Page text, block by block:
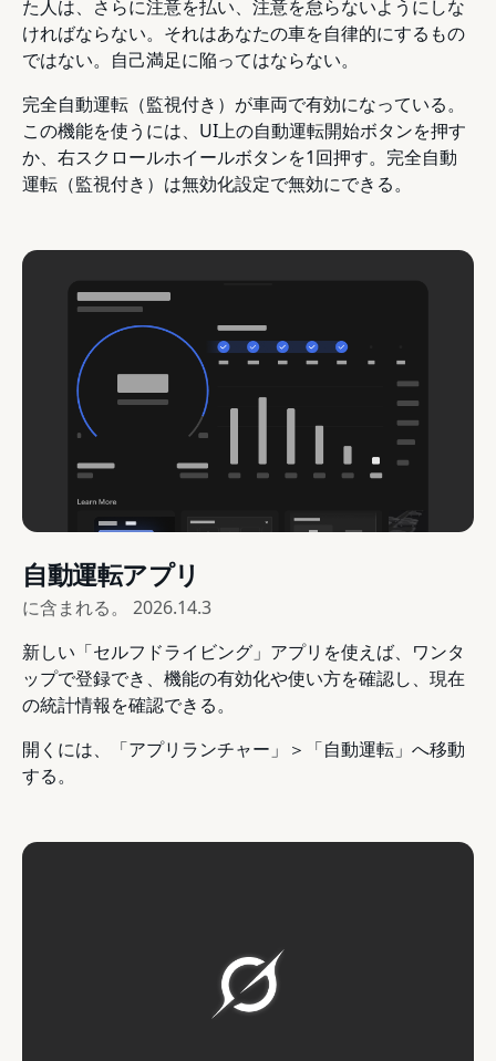
た人は、さらに注意を払い、注意を怠らないようにしな
ければならない。それはあなたの車を自律的にするもの
ではない。自己満足に陥ってはならない。
完全自動運転（監視付き）が車両で有効になっている。
この機能を使うには、UI上の自動運転開始ボタンを押す
か、右スクロールホイールボタンを1回押す。完全自動
運転（監視付き）は無効化設定で無効にできる。
自動運転アプリ
に含まれる。 2026.14.3
新しい「セルフドライビング」アプリを使えば、ワンタ
ップで登録でき、機能の有効化や使い方を確認し、現在
の統計情報を確認できる。
開くには、「アプリランチャー」＞「自動運転」へ移動
する。